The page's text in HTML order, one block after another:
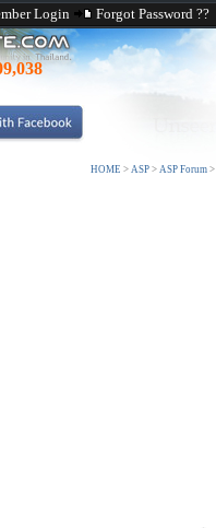
Login Forgot Password ??
HOME > ASP > ASP Forum >